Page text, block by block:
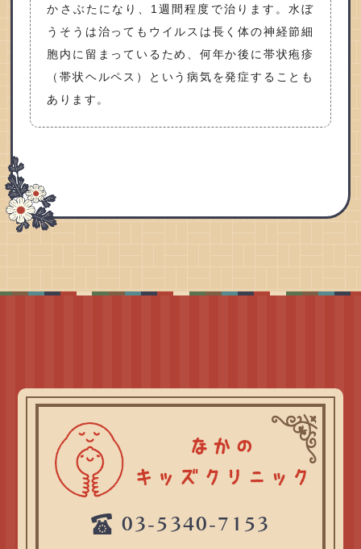
かさぶたになり、1週間程度で治ります。水ぼ
うそうは治ってもウイルスは長く体の神経節細
胞内に留まっているため、何年か後に帯状疱疹
（帯状ヘルペス）という病気を発症することも
あります。
03-5340-7153